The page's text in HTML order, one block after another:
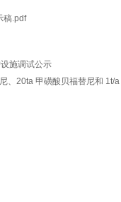
稿.pdf
施调试公示
、20ta 甲磺酸贝福替尼和 1t/